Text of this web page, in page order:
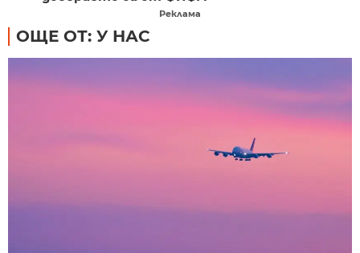
Реклама
ОЩЕ ОТ: У НАС